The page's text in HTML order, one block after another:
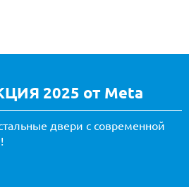
2025 от Meta
двери с современной